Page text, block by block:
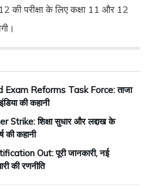
की परीक्षा के लिए कक्षा 11 और 12
Reforms Task Force: ताजा
की कहानी
शिक्षा सुधार और लद्दाख के
की कहानी
Out: पूरी जानकारी, नई
की रणनीति